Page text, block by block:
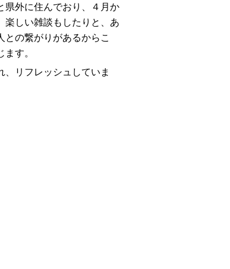
外に住んでおり、４月か
楽しい雑談もしたりと、あ
の繋がりがあるからこ
す。
リフレッシュしていま